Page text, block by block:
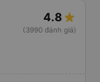
4.8
(3990 đánh giá)